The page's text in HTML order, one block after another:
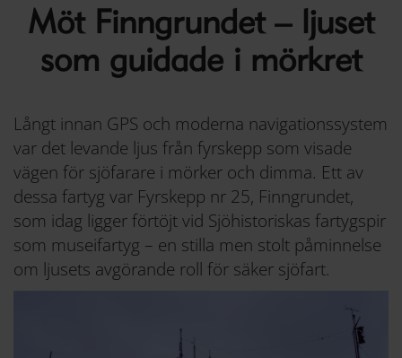
Möt Finngrundet – ljuset
som guidade i mörkret
Långt innan GPS och moderna navigationssystem
var det levande ljus från fyrskepp som visade
vägen för sjöfarare i mörker och dimma. Ett av
dessa fartyg var Fyrskepp nr 25, Finngrundet,
som idag ligger förtöjt vid Sjöhistoriskas fartygspir
som museifartyg – en stilla men stolt påminnelse
om ljusets avgörande roll för säker sjöfart.